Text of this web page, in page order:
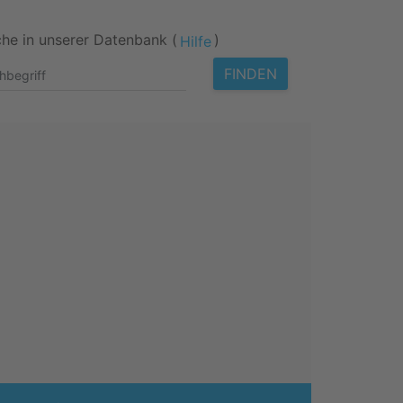
in unserer Datenbank ( Hilfe )
FINDEN